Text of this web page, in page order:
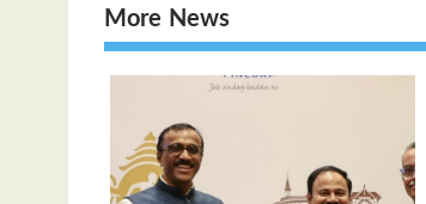
More News